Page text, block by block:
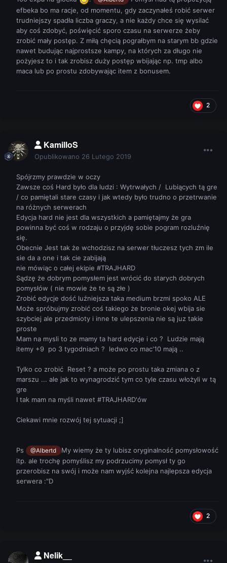
efbeka bo ma racje, od momentu, gdy zaczynałeś robić serwer
trudniejszy spadła liczba graczy, a nie każdy chce się wysilać
aby coś zdobyć, poświęcić sporo czasu na serwerze żeby
zrobić mały postęp. Z miłą chęcią pograłbym na starym bb gdzie
nawet budując najprostsze kampy, na których za długo nie
pożyjesz to i tak zrobisz duży postęp wbijając np. tmp albo
maca lub po prostu zdobywając item z bonusem.
2
KamilloS
Opublikowano 26 Lutego 2019
Spójrzmy prawdzie w oczy
Zawsze coś Hard było dla ludzi : Wytrwałych / Lubiących tą gre
/ co pamiętali stare czasy i jak wtedy było trudno o przetrwanie
na różnych serwerach
Edycja hard nie jest dla wszystkich a pamiętajmy że gra
powinna być coś w rodzaju o przyjdę sobie pogram rozluźnię
się.
Obecnie Jest tak że wchodzisz na serwer tłuczesz tych zm ile
sie da a one i tak cie zabijają
nie mówiąc o całej ekipie #TRAJHARD
Sądzę że dobrym pomysłem jest wrócić do starych dobrych
pomysłów ( nie mowie że te są złe )
Zrobić edycje dość luźniejsza taka medium brzmi spoko ALE
Może spróbujmy zrobić coś takiego że bronie okej wbija sie
szybciej ale przedmioty i inne te ulepszenia nie są juz takie
proste
Mam na mysli to ze mamy ta hard edycje i co ? Ludzie mają
itemy +9 po 3 tygodniach ? ledwo co mac'10 mają ..
Tylko co zrobić Reset ? a może po prostu taka zmiana o z
marszu ... ale jak to wynagrodzić tym co tyle czasu włożyli w tą
gre
I tak mam na myśli nawet #TRAJHARD'ów
Ciekawi mnie rozwój tej sytuacji ;]
Ps @Albertd
My wiemy że ty lubisz oryginalność pomysłowość
itp. ale trochę pomyślisz my podrzucimy pomysł ty go
przerobisz na swój i może nam wyjść kolejna najlepsza edycja
serwera :"D
2
Nelik__